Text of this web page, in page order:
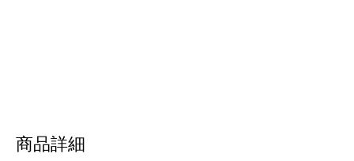
商品詳細